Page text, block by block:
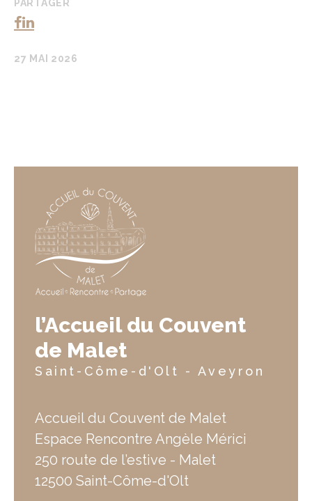
PARTAGER
27 MAI 2026
l’Accueil du Couvent
de Malet
Saint-Côme-d'Olt - Aveyron
Accueil du Couvent de Malet
Espace Rencontre Angèle Mérici
250 route de l’estive - Malet
12500 Saint-Côme-d'Olt